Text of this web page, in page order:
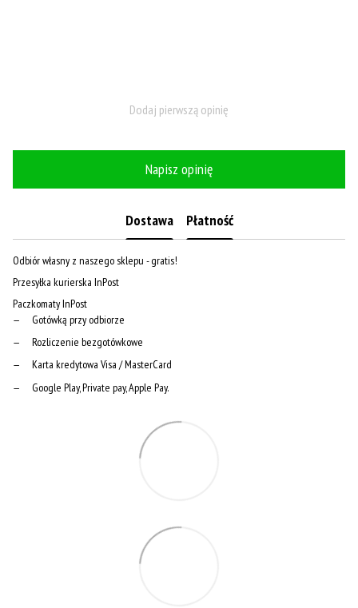
Dodaj pierwszą opinię
Napisz opinię
Dostawa Płatność
Odbiór własny z naszego sklepu - gratis!
Przesyłka kurierska InPost
Paczkomaty InPost
Gotówką przy odbiorze
Rozliczenie bezgotówkowe
Karta kredytowa Visa / MasterCard
Google Play, Private pay, Apple Pay.